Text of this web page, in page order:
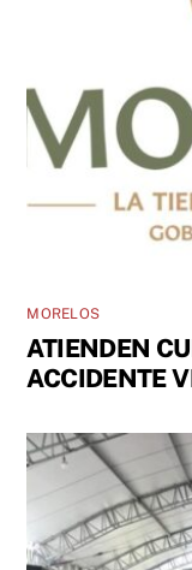
MORELOS
ATIENDEN
ACCIDENTE